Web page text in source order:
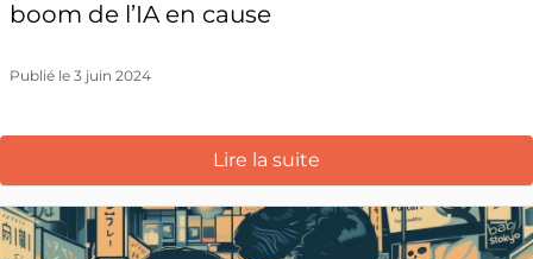
boom de l’IA en cause
Publié le 3 juin 2024
Lire la suite